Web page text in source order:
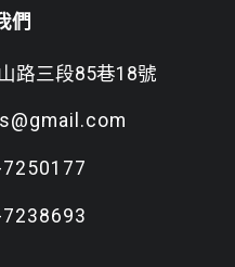
們
路三段85巷18號